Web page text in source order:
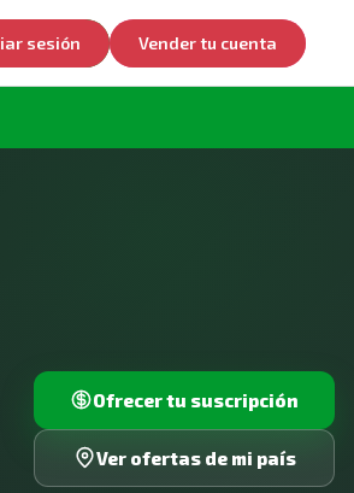
sesión Vender tu cuenta
Ofrecer tu suscripción
Ver ofertas de mi país